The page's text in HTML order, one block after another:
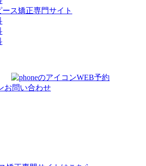
ース矯正専門サイト
WEB予約
お問い合わせ